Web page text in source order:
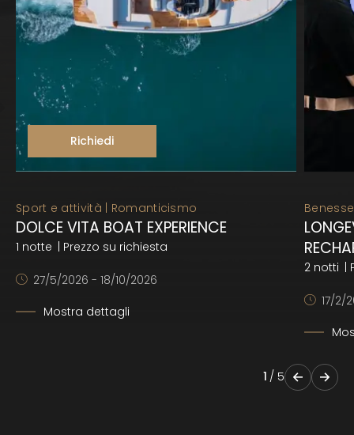
Richiedi
Sport e attività | Romanticismo
DOLCE VITA BOAT EXPERIENCE
1 notte | Prezzo su richiesta
27/5/2026 - 18/10/2026
Mostra dettagli
2 notti |
17/2/
1 / 5